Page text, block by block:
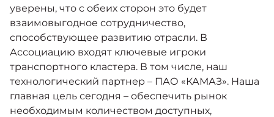
уверены, что с обеих сторон это будет
взаимовыгодное сотрудничество,
способствующее развитию отрасли. В
Ассоциацию входят ключевые игроки
транспортного кластера. В том числе, наш
технологический партнер – ПАО «КАМАЗ». Наша
главная цель сегодня – обеспечить рынок
необходимым количеством доступных,